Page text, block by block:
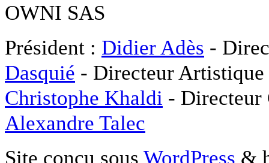
OWNI SAS
Président : Didier Adès -
Dasquié - Directeur
Christophe Khaldi -
Alexandre Talec
Site conçu sous WordPress &